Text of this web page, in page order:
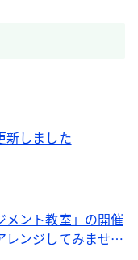
新しました
メント教室」の開催
レンジしてみません